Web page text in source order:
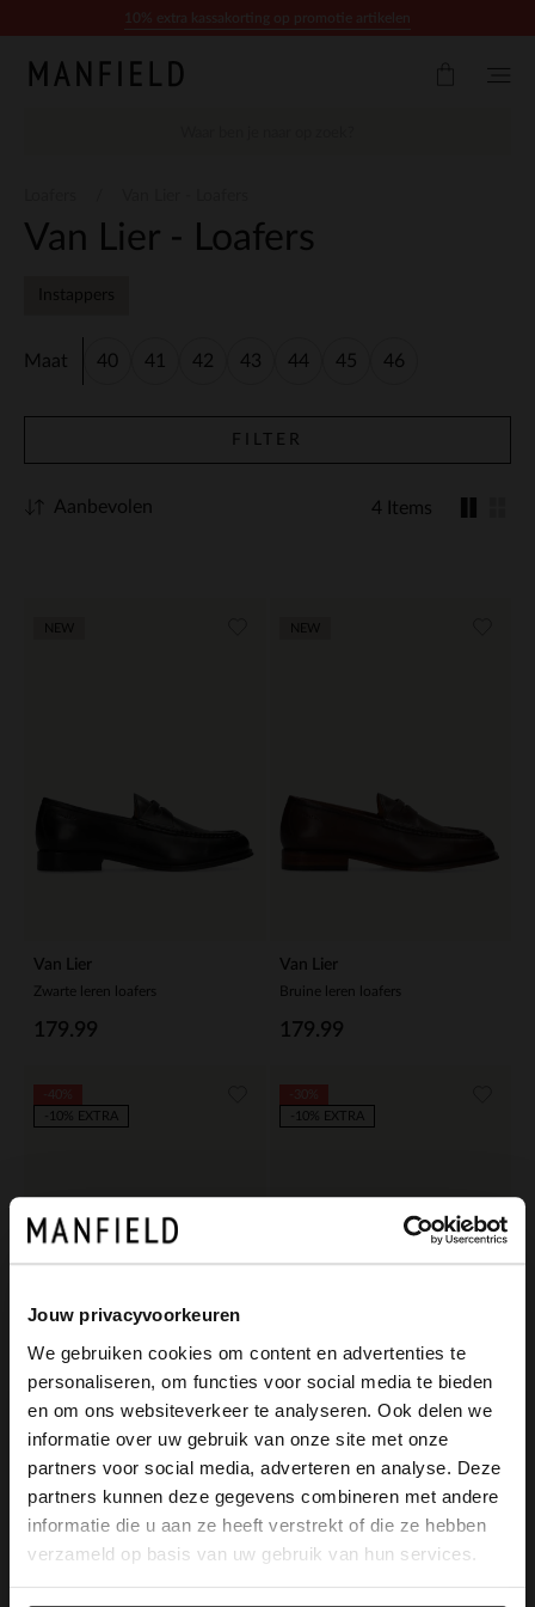
Jouw privacyvoorkeuren
We gebruiken cookies om content en advertenties te
personaliseren, om functies voor social media te bieden
en om ons websiteverkeer te analyseren. Ook delen we
informatie over uw gebruik van onze site met onze
partners voor social media, adverteren en analyse. Deze
partners kunnen deze gegevens combineren met andere
informatie die u aan ze heeft verstrekt of die ze hebben
verzameld op basis van uw gebruik van hun services.
Van Lier - Loafers
Instappers
Maat 40 41 42 43 44 45 46
FILTER
4 Items
Aanbevolen
Van Lier
Zwarte leren loafers
179.99
Van Lier
Bruine leren loafers
179.99
Van Lier
159.98
95.99
-10% EXTRA
159.99
111.99
-10% EXTRA
×
View this website in English?
It looks like your language isn't Dutch. Would
you like to switch to English?